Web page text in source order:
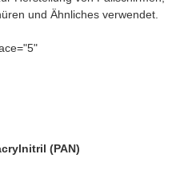
und Ähnliches verwendet.
(PAN)